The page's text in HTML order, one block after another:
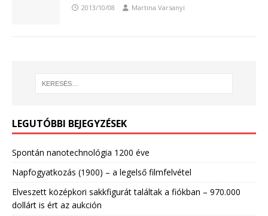
2013/10/08 Martina Varsanyi
LEGUTÓBBI BEJEGYZÉSEK
Spontán nanotechnológia 1200 éve
Napfogyatkozás (1900) – a legelső filmfelvétel
Elveszett középkori sakkfigurát találtak a fiókban – 970.000
dollárt is ért az aukción